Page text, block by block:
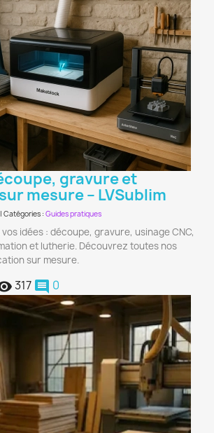
gravure et
mesure – LVSublim
| Catégories : Guides pratiques
idées : découpe, gravure, usinage CNC,
et lutherie. Découvrez toutes nos
sur mesure.
317 comment 0